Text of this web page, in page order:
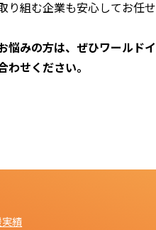
り組む企業も安心してお任せ
悩みの方は、ぜひワールドイ
わせください。
実績